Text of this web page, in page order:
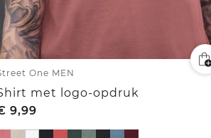
One MEN
met logo-opdruk
9,99